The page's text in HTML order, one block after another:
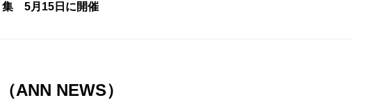
集 5月15日に開催
ANN NEWS）